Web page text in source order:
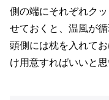
側の端にそれぞれク
せておくと、温風が循
頭側には枕を入れて
け用意すればいいと思